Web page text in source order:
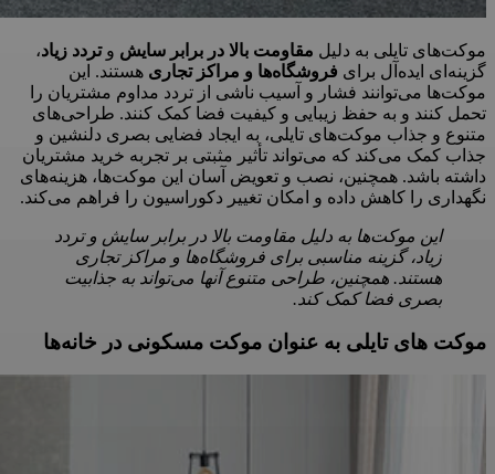
موکت‌های تایلی به دلیل مقاومت بالا در برابر سایش وتردد زیاد،
گزینه‌ای ایده‌آل برای فروشگاه‌ها و مراکز تجاری هستند. این
موکت‌ها می‌توانند فشار و آسیب ناشی از تردد مداوم مشتریان را
تحمل کنند و به حفظ زیبایی و کیفیت فضا کمک کنند. طراحی‌های
متنوع و جذاب موکت‌های تایلی، به ایجاد فضایی بصری دلنشین و
جذاب کمک می‌کند که می‌تواند تأثیر مثبتی بر تجربه خرید مشتریان
داشته باشد. همچنین، نصب و تعویض آسان این موکت‌ها، هزینه‌های
نگهداری را کاهش داده و امکان تغییر دکوراسیون را فراهم می‌کند.
این موکت‌ها به دلیل مقاومت بالا در برابر سایش و تردد
زیاد، گزینه مناسبی برای فروشگاه‌ها و مراکز تجاری
هستند. همچنین، طراحی متنوع آنها می‌تواند به جذابیت
بصری فضا کمک کند.
موکت های تایلی به عنوان موکت مسکونی در خانه‌ها